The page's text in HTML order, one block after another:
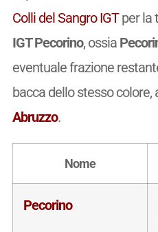
Colli del Sangro IGTper la
IGT Pecorino, ossia
eventuale frazione
bacca dello stesso
Abruzzo.
Nome
Pecorino